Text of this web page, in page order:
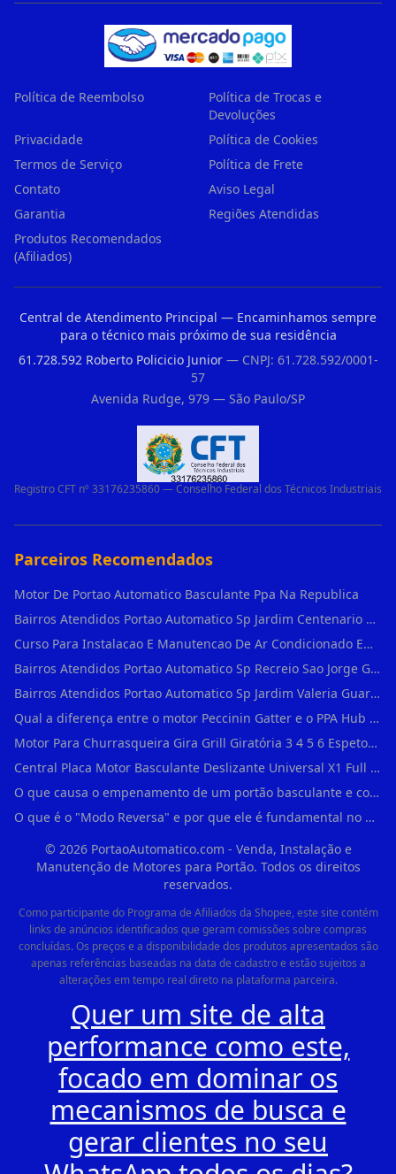
Política de Reembolso
Política de Trocas e
Devoluções
Privacidade
Política de Cookies
Termos de Serviço
Política de Frete
Contato
Aviso Legal
Garantia
Regiões Atendidas
Produtos Recomendados
(Afiliados)
Central de Atendimento Principal — Encaminhamos sempre
para o técnico mais próximo de sua residência
61.728.592 Roberto Policicio Junior— CNPJ: 61.728.592/0001-
57
Avenida Rudge, 979 — São Paulo/SP
Registro CFT nº 33176235860 — Conselho Federal dos Técnicos Industriais
Parceiros Recomendados
Motor De Portao Automatico Basculante Ppa Na Republica
Bairros Atendidos Portao Automatico Sp Jardim Centenario Guarulhos Sp Motor Para Portao Automatico Eletronico
Curso Para Instalacao E Manutencao De Ar Condicionado Em Sao Paulo
Bairros Atendidos Portao Automatico Sp Recreio Sao Jorge Guarulhos Sp Motor Para Portao Automatico Eletronico
Bairros Atendidos Portao Automatico Sp Jardim Valeria Guarulhos Sp Motor Para Portao Automatico Eletronico
Qual a diferença entre o motor Peccinin Gatter e o PPA Hub em Vila Romana?
Motor Para Churrasqueira Gira Grill Giratória 3 4 5 6 Espetos Gme Maxtorque Bivo em Cidade Dutra
Central Placa Motor Basculante Deslizante Universal X1 Full Range 433mhz em Vila Prudente
O que causa o empenamento de um portão basculante e como evitar em Campo Belo?
O que é o "Modo Reversa" e por que ele é fundamental no dia a dia em Itapevi?
© 2026PortaoAutomatico.com - Venda, Instalação e
Manutenção de Motores para Portão. Todos os direitos
reservados.
Como participante do Programa de Afiliados da Shopee, este site contém
links de anúncios identificados que geram comissões sobre compras
concluídas. Os preços e a disponibilidade dos produtos apresentados são
apenas referências baseadas na data de cadastro e estão sujeitos a
alterações em tempo real direto na plataforma parceira.
Quer um site de alta
performance como este,
focado em dominar os
mecanismos de busca e
gerar clientes no seu